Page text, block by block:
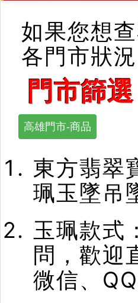
如果您想
各門市狀
門市篩選
高雄門市-商品
東方翡翠
珮玉墜吊
玉珮款式
問，歡迎
微信、